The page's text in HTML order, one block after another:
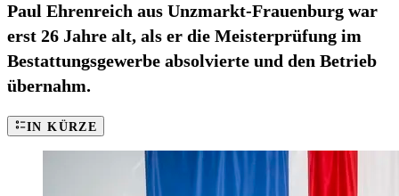
Paul Ehrenreich aus Unzmarkt-Frauenburg war
erst 26 Jahre alt, als er die Meisterprüfung im
Bestattungsgewerbe absolvierte und den Betrieb
übernahm.
IN KÜRZE